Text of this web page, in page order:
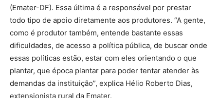
(Emater-DF). Essa última é a responsável por prestar
todo tipo de apoio diretamente aos produtores. “A gente,
como é produtor também, entende bastante essas
dificuldades, de acesso a política pública, de buscar onde
essas políticas estão, estar com eles orientando o que
plantar, que época plantar para poder tentar atender às
demandas da instituição”, explica Hélio Roberto Dias,
extensionista rural da Emater.